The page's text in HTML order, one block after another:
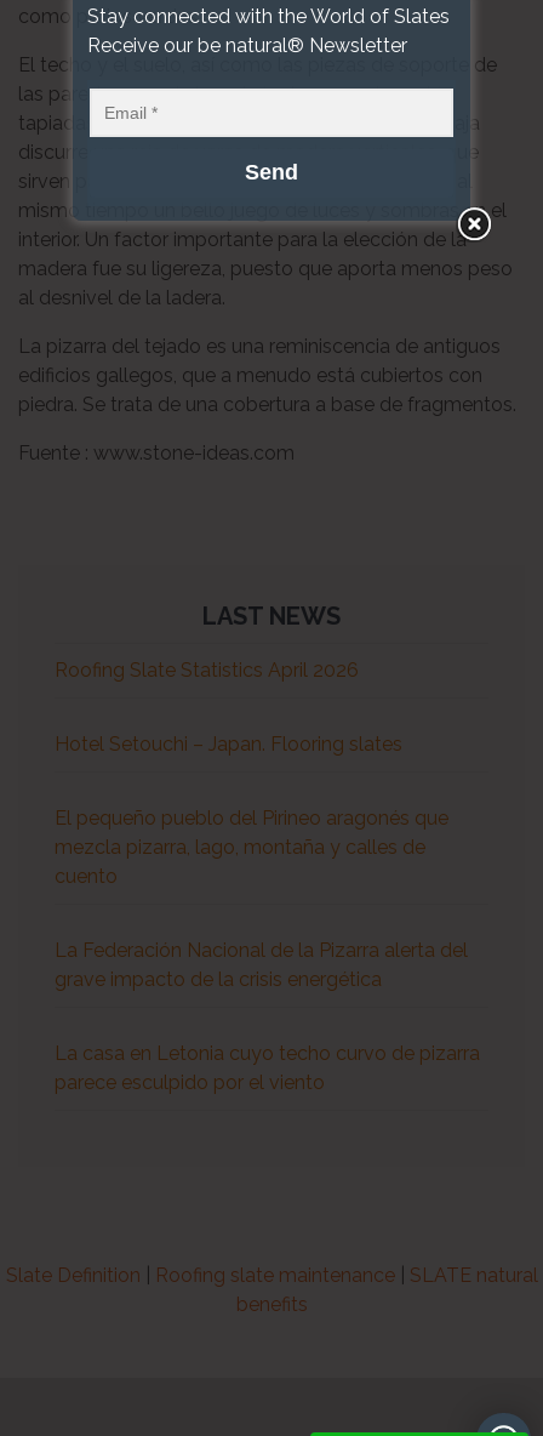
como patios verdes.
El techo y el suelo, así como las piezas de soporte de
las paredes, son de hormigón. Las paredes están
tapiadas con ladrillos de arcilla. Alrededor de la caja
discurre una reja de varas de madera verticales, que
sirven para disminuir la fuerza del sol y producen al
mismo tiempo un bello juego de luces y sombras en el
interior. Un factor importante para la elección de la
madera fue su ligereza, puesto que aporta menos peso
al desnivel de la ladera.
La pizarra del tejado es una reminiscencia de antiguos
edificios gallegos, que a menudo está cubiertos con
piedra. Se trata de una cobertura a base de fragmentos.
Fuente : www.stone-ideas.com
LAST NEWS
Roofing Slate Statistics April 2026
Hotel Setouchi – Japan. Flooring slates
El pequeño pueblo del Pirineo aragonés que
mezcla pizarra, lago, montaña y calles de
cuento
La Federación Nacional de la Pizarra alerta del
grave impacto de la crisis energética
La casa en Letonia cuyo techo curvo de pizarra
parece esculpido por el viento
Slate Definition Roofing slate maintenance| SLATE natural
benefits
Stay connected with the World of Slates
Receive our be natural® Newsletter